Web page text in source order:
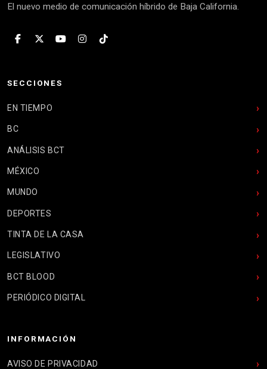
El nuevo medio de comunicación híbrido de Baja California.
SECCIONES
EN TIEMPO
BC
ANÁLISIS BCT
MÉXICO
MUNDO
DEPORTES
TINTA DE LA CASA
LEGISLATIVO
BCT BLOOD
PERIÓDICO DIGITAL
INFORMACIÓN
AVISO DE PRIVACIDAD